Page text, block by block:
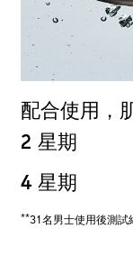
配合使用，
2 星期
4 星期
**31名男士使用後測試